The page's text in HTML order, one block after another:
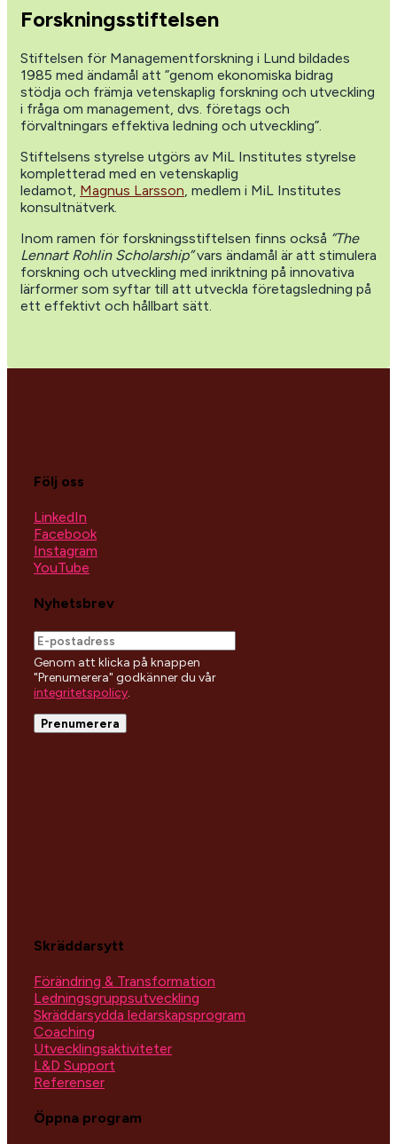
Forskningsstiftelsen
Stiftelsen för Managementforskning i Lund bildades
1985 med ändamål att ”genom ekonomiska bidrag
stödja och främja vetenskaplig forskning och utveckling
i fråga om management, dvs. företags och
förvaltningars effektiva ledning och utveckling”.
Stiftelsens styrelse utgörs av MiL Institutes styrelse
kompletterad med en vetenskaplig
ledamot, Magnus Larsson , medlem i MiL Institutes
konsultnätverk.
Inom ramen för forskningsstiftelsen finns också ”The
Lennart Rohlin Scholarship”vars ändamål är att stimulera
forskning och utveckling med inriktning på innovativa
lärformer som syftar till att utveckla företagsledning på
ett effektivt och hållbart sätt.
Följ oss
LinkedIn
Facebook
Instagram
YouTube
Nyhetsbrev
Genom att klicka på knappen
"Prenumerera" godkänner du vår
integritetspolicy.
Skräddarsytt
Förändring & Transformation
Ledningsgruppsutveckling
Skräddarsydda ledarskapsprogram
Coaching
Utvecklingsaktiviteter
L&D Support
Referenser
Öppna program